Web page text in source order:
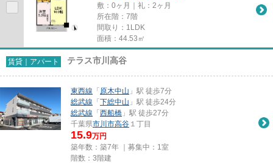
敷：0ヶ月｜礼：2ヶ月
所在階：7階
間取り：1LDK
面積：44.53㎡
賃貸｜アパート テラス市川高谷
東西線 「 原木中山 」駅 徒歩7分
総武線 「 下総中山 」駅 徒歩24分
総武線 「 西船橋 」駅 徒歩27分
千葉県市川市高谷 １丁目
15.9万円
築年数：築7年 ｜募集中： 1室
階数：3階建